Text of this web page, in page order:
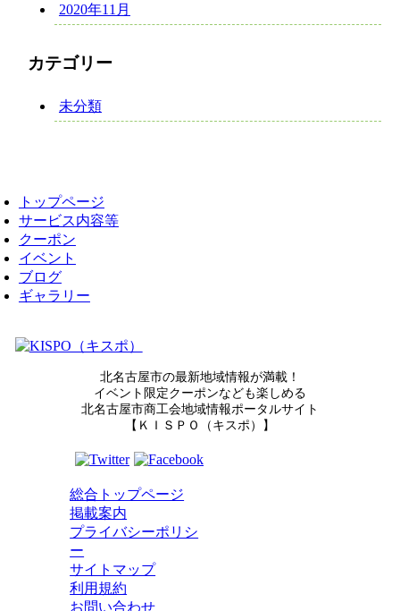
2020年11月
カテゴリー
未分類
トップページ
サービス内容等
クーポン
イベント
ブログ
ギャラリー
北名古屋市の最新地域情報が満載！
イベント限定クーポンなども楽しめる
北名古屋市商工会地域情報ポータルサイト
【ＫＩＳＰＯ（キスポ）】
総合トップページ
掲載案内
プライバシーポリシ
ー
サイトマップ
利用規約
お問い合わせ